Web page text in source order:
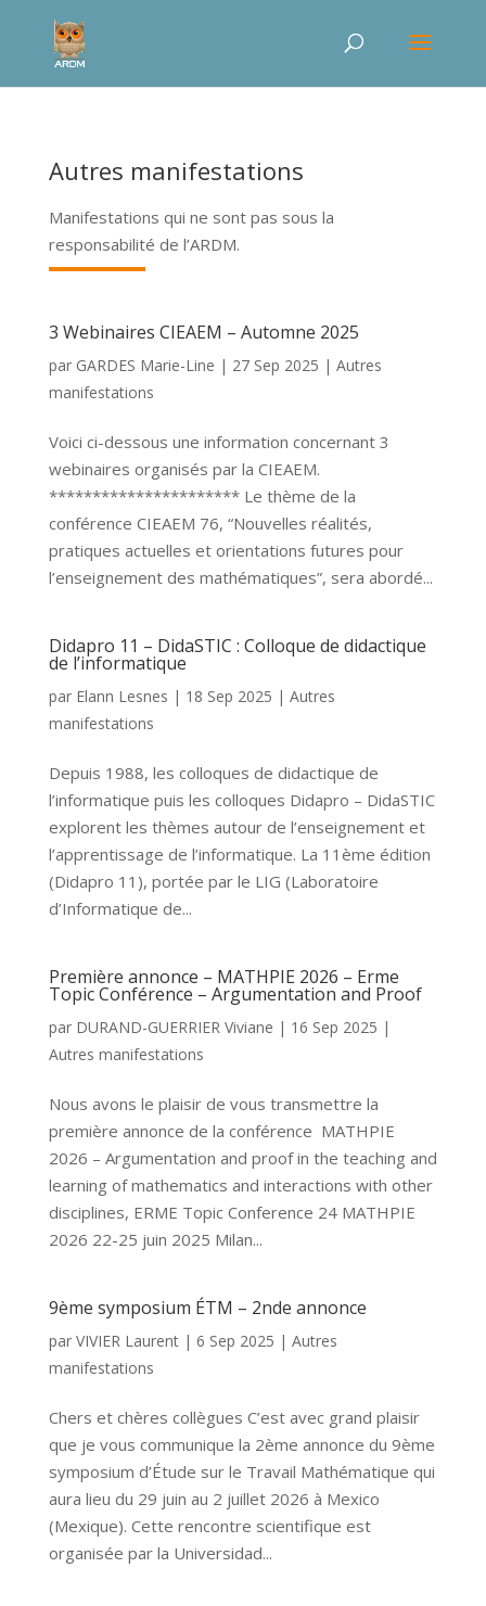
Autres manifestations
Manifestations qui ne sont pas sous la
responsabilité de l’ARDM.
3 Webinaires CIEAEM – Automne 2025
par GARDES Marie-Line | 27 Sep 2025 | Autres
manifestations
Voici ci-dessous une information concernant 3
webinaires organisés par la CIEAEM.
********************** Le thème de la
conférence CIEAEM 76, “Nouvelles réalités,
pratiques actuelles et orientations futures pour
l’enseignement des mathématiques”, sera abordé...
Didapro 11 – DidaSTIC : Colloque de didactique
de l’informatique
par Elann Lesnes | 18 Sep 2025 | Autres
manifestations
Depuis 1988, les colloques de didactique de
l’informatique puis les colloques Didapro – DidaSTIC
explorent les thèmes autour de l’enseignement et
l’apprentissage de l’informatique. La 11ème édition
(Didapro 11), portée par le LIG (Laboratoire
d’Informatique de...
Première annonce – MATHPIE 2026 – Erme
Topic Conférence – Argumentation and Proof
par DURAND-GUERRIER Viviane | 16 Sep 2025 |
Autres manifestations
Nous avons le plaisir de vous transmettre la
première annonce de la conférence MATHPIE
2026 – Argumentation and proof in the teaching and
learning of mathematics and interactions with other
disciplines, ERME Topic Conference 24 MATHPIE
2026 22-25 juin 2025 Milan...
9ème symposium ÉTM – 2nde annonce
par VIVIER Laurent| 6 Sep 2025 | Autres
manifestations
Chers et chères collègues C’est avec grand plaisir
que je vous communique la 2ème annonce du 9ème
symposium d’Étude sur le Travail Mathématique qui
aura lieu du 29 juin au 2 juillet 2026 à Mexico
(Mexique). Cette rencontre scientifique est
organisée par la Universidad...